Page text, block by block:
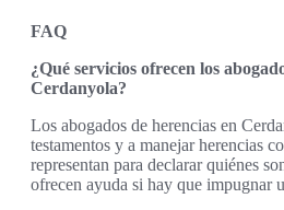
FAQ
¿Qué servicios ofrecen los
Cerdanyola?
Los abogados de herencias en
testamentos y a manejar herencias
representan para declarar quiénes
ofrecen ayuda si hay que impugnar